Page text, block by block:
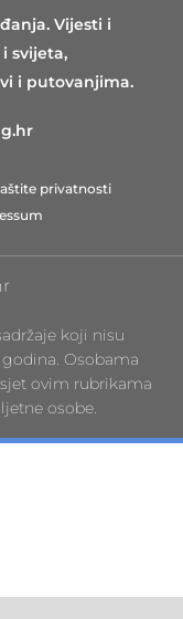
Vijesti i
svijeta,
i putovanjima.
privatnosti
koji nisu
Osobama
ovim rubrikama
osobe.